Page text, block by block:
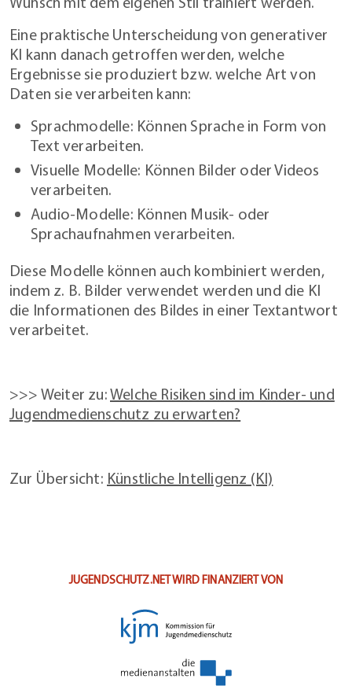
Eine praktische Unterscheidung von generativer
KI kann danach getroffen werden, welche
Ergebnisse sie produziert bzw. welche Art von
Daten sie verarbeiten kann:
Sprachmodelle: Können Sprache in Form von
Text verarbeiten.
Visuelle Modelle: Können Bilder oder Videos
verarbeiten.
Audio-Modelle: Können Musik- oder
Sprachaufnahmen verarbeiten.
Diese Modelle können auch kombiniert werden,
indem z. B. Bilder verwendet werden und die KI
die Informationen des Bildes in einer Textantwort
verarbeitet.
>>> Weiter zu:Welche Risiken sind im Kinder- und
Jugendmedienschutz zu erwarten?
Zur Übersicht: Künstliche Intelligenz (KI)
JUGENDSCHUTZ.NET WIRD FINANZIERT VON